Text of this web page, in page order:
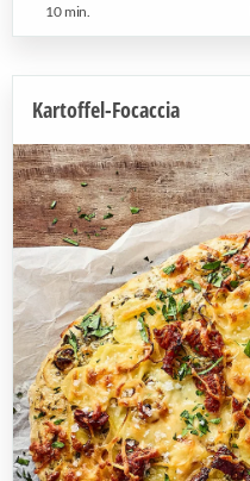
10 min.
Kartoffel-Focaccia